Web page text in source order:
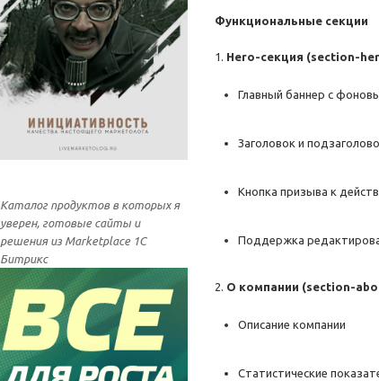
Каталог продуктов в которых я
уверен, готовые сайты и
решения из Marketplace 1С
Битрикс
Функциональные секции
1. Hero-секция (section-
Главный баннер с
Заголовок и
Кнопка призыва к
Поддержка
2. О компании (section-
Описание компании
Статистические